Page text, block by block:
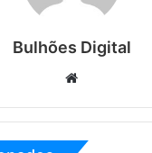
Bulhões Digital
Website